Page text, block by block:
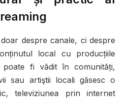
despre canale, ci despre
local cu producțiile
poate fi vădit în comunități,
sau artiştii locali găsesc o
televiziunea prin internet